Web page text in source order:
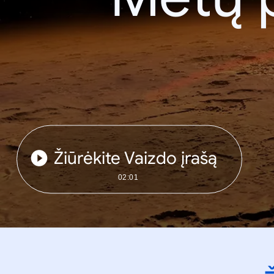
Žiūrėkite Vaizdo įrašą
02:01